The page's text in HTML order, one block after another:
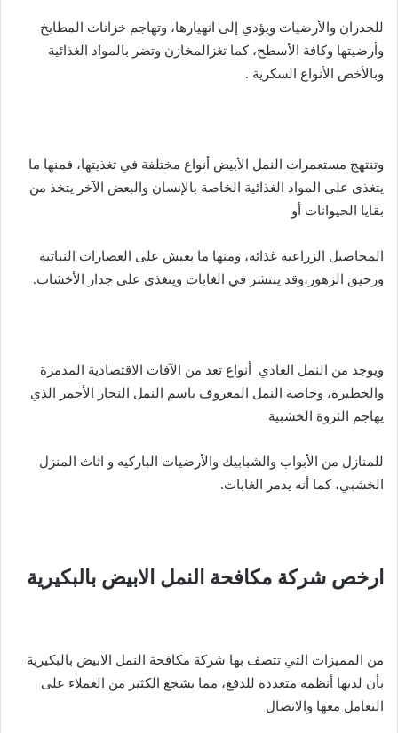
للجدران والأرضيات ويؤدي إلى انهيارها، وتهاجم خزانات المطابخ
وأرضيتها وكافة الأسطح، كما تغزالمخازن وتضر بالمواد الغذائية
وبالأخص الأنواع السكرية .
وتنتهج مستعمرات النمل الأبيض أنواع مختلفة في تغذيتها، فمنها ما
يتغذى على المواد الغذائية الخاصة بالإنسان والبعض الآخر يتخذ من
بقايا الحيوانات أو
المحاصيل الزراعية غذائه، ومنها ما يعيش على العصارات النباتية
ورحيق الزهور،وقد ينتشر في الغابات ويتغذى على جدار الأخشاب.
ويوجد من النمل العادي أنواع تعد من الآفات الاقتصادية المدمرة
والخطيرة، وخاصة النمل المعروف باسم النمل النجار الأحمر الذي
يهاجم الثروة الخشبية
للمنازل من الأبواب والشبابيك والأرضيات الباركيه و اثاث المنزل
الخشبي، كما أنه يدمر الغابات.
ارخص شركة مكافحة النمل الابيض بالبكيرية
من المميزات التي تتصف بها شركة مكافحة النمل الابيض بالبكيرية
بأن لديها أنظمة متعددة للدفع، مما يشجع الكثير من العملاء على
التعامل معها والاتصال